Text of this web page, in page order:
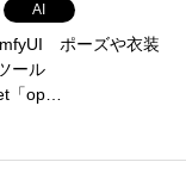
AI
ポーズや衣装
ール
「op…